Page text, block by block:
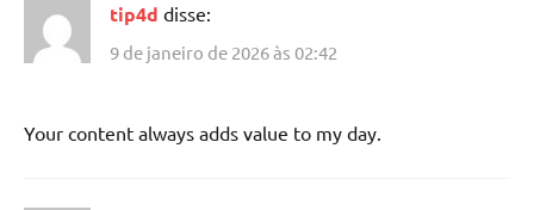
tip4d disse:
9 de janeiro de 2026 às 02:42
Your content always adds value to my day.